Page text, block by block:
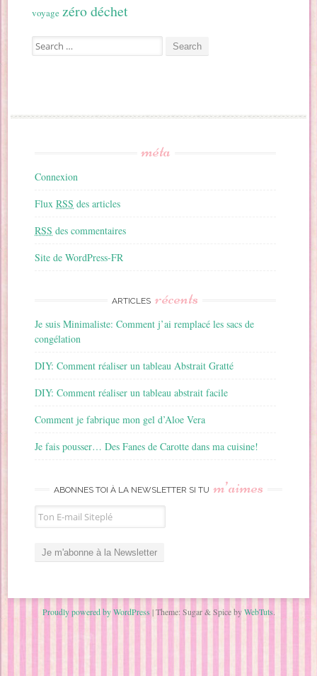
voyage zéro déchet
Search for:
méta
Connexion
FluxRSS des articles
RSS des commentaires
Site de WordPress-FR
ARTICLES récents
Je suis Minimaliste: Comment j’ai remplacé les sacs de
congélation
DIY: Comment réaliser un tableau Abstrait Gratté
DIY: Comment réaliser un tableau abstrait facile
Comment je fabrique mon gel d’Aloe Vera
Je fais pousser… Des Fanes de Carotte dans ma cuisine!
ABONNES TOI À LA NEWSLETTER SI TU m’aimes
Proudly powered by WordPress |Theme: Sugar & Spice byWebTuts.